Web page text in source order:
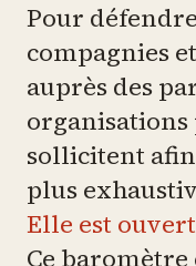
Pour
compagnies
auprès des
sollicitent
plus
Elle est
Ce baromètre